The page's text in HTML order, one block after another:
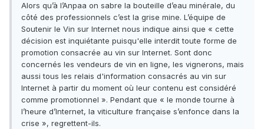
Alors qu’à l’Anpaa on sabre la bouteille d’eau minérale, du
côté des professionnels c’est la grise mine. L’équipe de
Soutenir le Vin sur Internet nous indique ainsi que « cette
décision est inquiétante puisqu'elle interdit toute forme de
promotion consacrée au vin sur Internet. Sont donc
concernés les vendeurs de vin en ligne, les vignerons, mais
aussi tous les relais d'information consacrés au vin sur
Internet à partir du moment où leur contenu est considéré
comme promotionnel ». Pendant que « le monde tourne à
l’heure d’Internet, la viticulture française s’enfonce dans la
crise », regrettent-ils.